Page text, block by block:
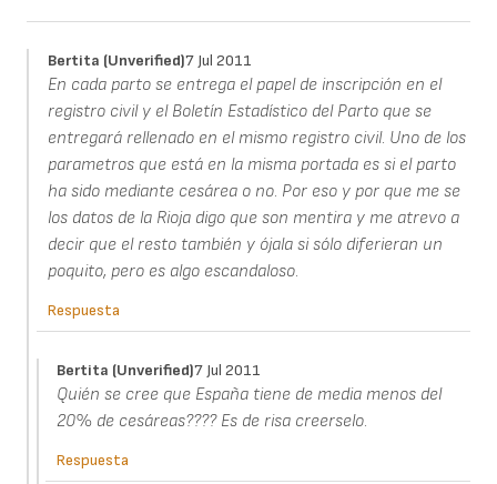
Bertita (unverified)7 Jul 2011
En cada parto se entrega el papel de inscripción en el
registro civil y el Boletín Estadístico del Parto que se
entregará rellenado en el mismo registro civil. Uno de los
parametros que está en la misma portada es si el parto
ha sido mediante cesárea o no. Por eso y por que me se
los datos de la Rioja digo que son mentira y me atrevo a
decir que el resto también y ójala si sólo diferieran un
poquito, pero es algo escandaloso.
Respuesta
Bertita (unverified)7 Jul 2011
Quién se cree que España tiene de media menos del
20% de cesáreas???? Es de risa creerselo.
Respuesta